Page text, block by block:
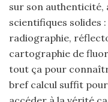
sur son authenticité,
scientifiques solides
radiographie,
cartographie de
tout ça pour
bref calcul suffit